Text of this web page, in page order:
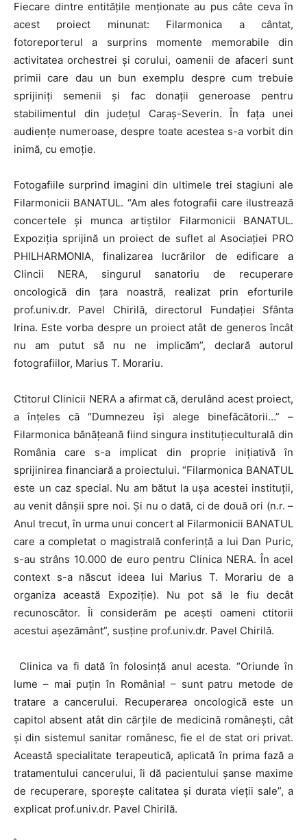
Fiecare dintre entităţile menţionate au pus câte ceva în
acest proiect minunat: Filarmonica a cântat,
fotoreporterul a surprins momente memorabile din
activitatea orchestrei şi corului, oamenii de afaceri sunt
primii care dau un bun exemplu despre cum trebuie
sprijiniţi semenii şi fac donaţii generoase pentru
stabilimentul din judeţul Caraş-Severin. În faţa unei
audienţe numeroase, despre toate acestea s-a vorbit din
inimă, cu emoţie.
Fotogafiile surprind imagini din ultimele trei stagiuni ale
Filarmonicii BANATUL. “Am ales fotografii care ilustrează
concertele şi munca artiştilor Filarmonicii BANATUL.
Expoziţia sprijină un proiect de suflet al Asociaţiei PRO
PHILHARMONIA, finalizarea lucrărilor de edificare a
Clincii NERA, singurul sanatoriu de recuperare
oncologică din ţara noastră, realizat prin eforturile
prof.univ.dr. Pavel Chirilă, directorul Fundaţiei Sfânta
Irina. Este vorba despre un proiect atât de generos încât
nu am putut să nu ne implicăm”, declară autorul
fotografiilor, Marius T. Morariu.
Ctitorul Clinicii NERA a afirmat că, derulând acest proiect,
a înţeles că “Dumnezeu îşi alege binefăcătorii…” –
Filarmonica bănăţeană fiind singura instituţieculturală din
România care s-a implicat din proprie iniţiativă în
sprijinirea financiară a proiectului. “Filarmonica BANATUL
este un caz special. Nu am bătut la uşa acestei instituţii,
au venit dânşii spre noi. Şi nu o dată, ci de două ori (n.r. –
Anul trecut, în urma unui concert al Filarmonicii BANATUL
care a completat o magistrală conferinţă a lui Dan Puric,
s-au strâns 10.000 de euro pentru Clinica NERA. În acel
context s-a născut ideea lui Marius T. Morariu de a
organiza această Expoziţie). Nu pot să le fiu decât
recunoscător. Îi considerăm pe aceşti oameni ctitorii
acestui aşezământ”, susține prof.univ.dr. Pavel Chirilă.
Clinica va fi dată în folosinţă anul acesta. “Oriunde în
lume – mai puţin în România! – sunt patru metode de
tratare a cancerului. Recuperarea oncologică este un
capitol absent atât din cărţile de medicină româneşti, cât
şi din sistemul sanitar românesc, fie el de stat ori privat.
Această specialitate terapeutică, aplicată în prima fază a
tratamentului cancerului, îi dă pacientului şanse maxime
de recuperare, sporeşte calitatea şi durata vieţii sale”, a
explicat prof.univ.dr. Pavel Chirilă.